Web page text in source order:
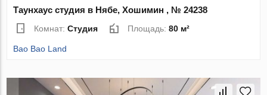
Таунхаус студия в Нябе, Хошимин , № 24238
Комнат:Студия Площадь:80 м²
Bao Bao Land